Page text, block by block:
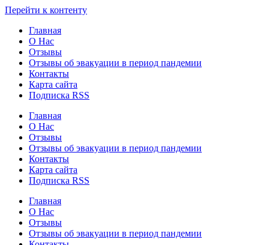
Перейти к контенту
Главная
О Нас
Отзывы
Отзывы об эвакуации в период пандемии
Контакты
Карта сайта
Подписка RSS
Главная
О Нас
Отзывы
Отзывы об эвакуации в период пандемии
Контакты
Карта сайта
Подписка RSS
Главная
О Нас
Отзывы
Отзывы об эвакуации в период пандемии